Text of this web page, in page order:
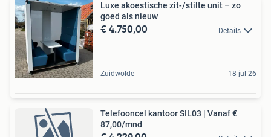
Luxe akoestische zit-/stilte unit – zo
goed als nieuw
€ 4.750,00 Details
Zuidwolde 18 jul 26
Telefooncel kantoor SIL03 | Vanaf €
87,00/mnd